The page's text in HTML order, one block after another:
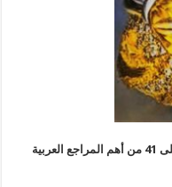
وإختتم الكاتب الموسوعة بقائمة تحتوي على 41 من أهم المراجع العربية